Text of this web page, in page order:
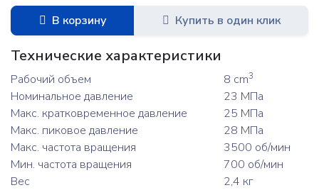
В корзину Купить в один клик
Технические характеристики
Рабочий объем 8 cm3
Номинальное давление
23 МПа
Макс. кратковременное давление
25 МПа
Макс. пиковое давление
28 МПа
Макс. частота вращения
3500 об/мин
Мин. частота вращения
700 об/мин
Вес
2,4 кг